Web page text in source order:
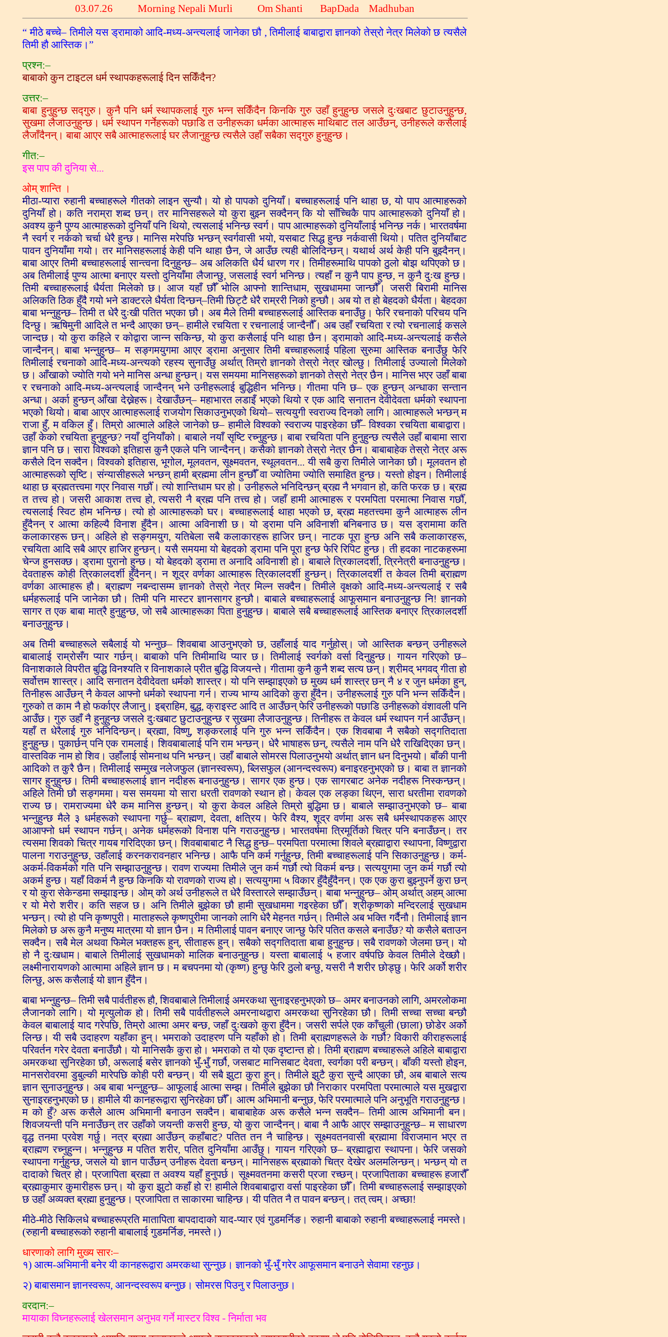
03.07.26 Morning Nepali Murli Om Shanti BapDada Madhuban
“ मीठे बच्चे– तिमीले यस ड्रामाको आदि-मध्य-अन्त्यलाई जानेका छौ , तिमीलाई बाबाद्वारा ज्ञानको तेस्रो नेत्र मिलेको छ त्यसैले
तिमी हौ आस्तिक।”
प्रश्न:–
बाबाको कुन टाइटल धर्म स्थापकहरूलाई दिन सकिँदैन?
उत्तर:–
बाबा हुनुहुन्छ सद्गुरु। कुनै पनि धर्म स्थापकलाई गुरु भन्न सकिँदैन किनकि गुरु उहाँ हुनुहुन्छ जसले दुःखबाट छुटाउनुहुन्छ,
सुखमा लैजाउनुहुन्छ। धर्म स्थापन गर्नेहरूको पछाडि त उनीहरूका धर्मका आत्माहरू माथिबाट तल आउँछन्, उनीहरूले कसैलाई
लैजाँदैनन्। बाबा आएर सबै आत्माहरूलाई घर लैजानुहुन्छ त्यसैले उहाँ सबैका सद्गुरु हुनुहुन्छ।
गीत:–
इस पाप की दुनिया से...
ओम् शान्ति ।
मीठा-प्यारा रुहानी बच्चाहरूले गीतको लाइन सुन्यौ। यो हो पापको दुनियाँ। बच्चाहरूलाई पनि थाहा छ, यो पाप आत्माहरूको
दुनियाँ हो। कति नराम्रा शब्द छन्। तर मानिसहरूले यो कुरा बुझ्न सक्दैनन् कि यो साँच्चिकै पाप आत्माहरूको दुनियाँ हो।
अवश्य कुनै पुण्य आत्माहरूको दुनियाँ पनि थियो, त्यसलाई भनिन्छ स्वर्ग। पाप आत्माहरूको दुनियाँलाई भनिन्छ नर्क। भारतवर्षमा
नै स्वर्ग र नर्कको चर्चा धेरै हुन्छ। मानिस मरेपछि भन्छन् स्वर्गवासी भयो, यसबाट सिद्ध हुन्छ नर्कवासी थियो। पतित दुनियाँबाट
पावन दुनियाँमा गयो। तर मानिसहरूलाई केही पनि थाहा छैन, जे आउँछ त्यही बोलिदिन्छन्। यथार्थ अर्थ केही पनि बुझ्दैनन्।
बाबा आएर तिमी बच्चाहरूलाई सान्त्वना दिनुहुन्छ– अब अलिकति धैर्य धारण गर। तिमीहरूमाथि पापको ठुलो बोझ थपिएको छ।
अब तिमीलाई पुण्य आत्मा बनाएर यस्तो दुनियाँमा लैजान्छु, जसलाई स्वर्ग भनिन्छ। त्यहाँ न कुनै पाप हुन्छ, न कुनै दुःख हुन्छ।
तिमी बच्चाहरूलाई धैर्यता मिलेको छ। आज यहाँ छौँ भोलि आफ्नो शान्तिधाम, सुखधाममा जान्छौँ। जसरी बिरामी मानिस
अलिकति ठिक हुँदै गयो भने डाक्टरले धैर्यता दिन्छन्–तिमी छिट्टै धेरै राम्ररी निको हुन्छौ। अब यो त हो बेहदको धैर्यता। बेहदका
बाबा भन्नुहुन्छ– तिमी त धेरै दुःखी पतित भएका छौ। अब मैले तिमी बच्चाहरूलाई आस्तिक बनाउँछु। फेरि रचनाको परिचय पनि
दिन्छु। ऋषिमुनी आदिले त भन्दै आएका छन्– हामीले रचयिता र रचनालाई जान्दैनौँ। अब उहाँ रचयिता र त्यो रचनालाई कसले
जान्दछ। यो कुरा कहिले र कोद्वारा जान्न सकिन्छ, यो कुरा कसैलाई पनि थाहा छैन। ड्रामाको आदि-मध्य-अन्त्यलाई कसैले
जान्दैनन्। बाबा भन्नुहुन्छ– म सङ्गमयुगमा आएर ड्रामा अनुसार तिमी बच्चाहरूलाई पहिला सुरुमा आस्तिक बनाउँछु फेरि
तिमीलाई रचनाको आदि-मध्य-अन्त्यको रहस्य सुनाउँछु अर्थात् तिम्रो ज्ञानको तेस्रो नेत्र खोल्छु। तिमीलाई उज्यालो मिलेको
छ। आँखाको ज्योति गयो भने मानिस अन्धा हुन्छन्। यस समयमा मानिसहरूको ज्ञानको तेस्रो नेत्र छैन। मानिस भएर उहाँ बाबा
र रचनाको आदि-मध्य-अन्त्यलाई जान्दैनन् भने उनीहरूलाई बुद्धिहीन भनिन्छ। गीतमा पनि छ– एक हुन्छन् अन्धाका सन्तान
अन्धा। अर्का हुन्छन् आँखा देख्नेहरू। देखाउँछन्– महाभारत लडाइँ भएको थियो र एक आदि सनातन देवीदेवता धर्मको स्थापना
भएको थियो। बाबा आएर आत्माहरूलाई राजयोग सिकाउनुभएको थियो– सत्ययुगी स्वराज्य दिनको लागि। आत्माहरूले भन्छन् म
राजा हुँ, म वकिल हुँ। तिम्रो आत्माले अहिले जानेको छ– हामीले विश्वको स्वराज्य पाइरहेका छौँ– विश्वका रचयिता बाबाद्वारा।
उहाँ केको रचयिता हुनुहुन्छ? नयाँ दुनियाँको। बाबाले नयाँ सृष्टि रच्नुहुन्छ। बाबा रचयिता पनि हुनुहुन्छ त्यसैले उहाँ बाबामा सारा
ज्ञान पनि छ। सारा विश्वको इतिहास कुनै एकले पनि जान्दैनन्। कसैको ज्ञानको तेस्रो नेत्र छैन। बाबाबाहेक तेस्रो नेत्र अरू
कसैले दिन सक्दैन। विश्वको इतिहास, भूगोल, मूलवतन, सूक्ष्मवतन, स्थूलवतन... यी सबै कुरा तिमीले जानेका छौ। मूलवतन हो
आत्माहरूको सृष्टि। संन्यासीहरूले भन्छन् हामी ब्रह्ममा लीन हुन्छौँ वा ज्योतिमा ज्योति समाहित हुन्छ। यस्तो होइन। तिमीलाई
थाहा छ ब्रह्मतत्त्वमा गएर निवास गर्छौँ। त्यो शान्तिधाम घर हो। उनीहरूले भनिदिन्छन् ब्रह्म नै भगवान हो, कति फरक छ। ब्रह्म
त तत्त्व हो। जसरी आकाश तत्त्व हो, त्यसरी नै ब्रह्म पनि तत्त्व हो। जहाँ हामी आत्माहरू र परमपिता परमात्मा निवास गर्छौँ,
त्यसलाई स्विट होम भनिन्छ। त्यो हो आत्माहरूको घर। बच्चाहरूलाई थाहा भएको छ, ब्रह्म महतत्त्वमा कुनै आत्माहरू लीन
हुँदैनन् र आत्मा कहिल्यै विनाश हुँदैन। आत्मा अविनाशी छ। यो ड्रामा पनि अविनाशी बनिबनाउ छ। यस ड्रामामा कति
कलाकारहरू छन्। अहिले हो सङ्गमयुग, यतिबेला सबै कलाकारहरू हाजिर छन्। नाटक पूरा हुन्छ अनि सबै कलाकारहरू,
रचयिता आदि सबै आएर हाजिर हुन्छन्। यसै समयमा यो बेहदको ड्रामा पनि पूरा हुन्छ फेरि रिपिट हुन्छ। ती हदका नाटकहरूमा
चेन्ज हुनसक्छ। ड्रामा पुरानो हुन्छ। यो बेहदको ड्रामा त अनादि अविनाशी हो। बाबाले त्रिकालदर्शी, त्रिनेत्री बनाउनुहुन्छ।
देवताहरू कोही त्रिकालदर्शी हुँदैनन्। न शूद्र वर्णका आत्माहरू त्रिकालदर्शी हुन्छन्। त्रिकालदर्शी त केवल तिमी ब्राह्मण
वर्णका आत्माहरू हौ। ब्राह्मण नबन्दासम्म ज्ञानको तेस्रो नेत्र मिल्न सक्दैन। तिमीले वृक्षको आदि-मध्य-अन्त्यलाई र सबै
धर्महरूलाई पनि जानेका छौ। तिमी पनि मास्टर ज्ञानसागर हुन्छौ। बाबाले बच्चाहरूलाई आफूसमान बनाउनुहुन्छ नि! ज्ञानको
सागर त एक बाबा मात्रै हुनुहुन्छ, जो सबै आत्माहरूका पिता हुनुहुन्छ। बाबाले सबै बच्चाहरूलाई आस्तिक बनाएर त्रिकालदर्शी
बनाउनुहुन्छ।
अब तिमी बच्चाहरूले सबैलाई यो भन्नुछ– शिवबाबा आउनुभएको छ, उहाँलाई याद गर्नुहोस्। जो आस्तिक बन्छन् उनीहरूले
बाबालाई राम्रोसँग प्यार गर्छन्। बाबाको पनि तिमीमाथि प्यार छ। तिमीलाई स्वर्गको वर्सा दिनुहुन्छ। गायन गरिएको छ–
विनाशकाले विपरीत बुद्धि विनश्यति र विनाशकाले प्रीत बुद्धि विजयन्ते। गीतामा कुनै कुनै शब्द सत्य छन्। श्रीमद् भगवद् गीता हो
सर्वोत्तम शास्त्र। आदि सनातन देवीदेवता धर्मको शास्त्र। यो पनि सम्झाइएको छ मुख्य धर्म शास्त्र छन् नै ४ र जुन धर्मका हुन्,
तिनीहरू आउँछन् नै केवल आफ्नो धर्मको स्थापना गर्न। राज्य भाग्य आदिको कुरा हुँदैन। उनीहरूलाई गुरु पनि भन्न सकिँदैन।
गुरुको त काम नै हो फर्काएर लैजानु। इब्राहिम, बुद्ध, क्राइस्ट आदि त आउँछन् फेरि उनीहरूको पछाडि उनीहरूको वंशावली पनि
आउँछ। गुरु उहाँ नै हुनुहुन्छ जसले दुःखबाट छुटाउनुहुन्छ र सुखमा लैजाउनुहुन्छ। तिनीहरू त केवल धर्म स्थापन गर्न आउँछन्।
यहाँ त धेरैलाई गुरु भनिदिन्छन्। ब्रह्मा, विष्णु, शङ्करलाई पनि गुरु भन्न सकिँदैन। एक शिवबाबा नै सबैको सद्गतिदाता
हुनुहुन्छ। पुकार्छन् पनि एक रामलाई। शिवबाबालाई पनि राम भन्छन्। धेरै भाषाहरू छन्, त्यसैले नाम पनि धेरै राखिदिएका छन्।
वास्तविक नाम हो शिव। उहाँलाई सोमनाथ पनि भन्छन्। उहाँ बाबाले सोमरस पिलाउनुभयो अर्थात् ज्ञान धन दिनुभयो। बाँकी पानी
आदिको त कुरै छैन। तिमीलाई सम्मुख नलेजफुल (ज्ञानस्वरूप), ब्लिसफुल (आनन्दस्वरूप) बनाइरहनुभएको छ। बाबा त ज्ञानको
सागर हुनुहुन्छ। तिमी बच्चाहरूलाई ज्ञान नदीहरू बनाउनुहुन्छ। सागर एक हुन्छ। एक सागरबाट अनेक नदीहरू निस्कन्छन्।
अहिले तिमी छौ सङ्गममा। यस समयमा यो सारा धरती रावणको स्थान हो। केवल एक लङ्का थिएन, सारा धरतीमा रावणको
राज्य छ। रामराज्यमा धेरै कम मानिस हुन्छन्। यो कुरा केवल अहिले तिम्रो बुद्धिमा छ। बाबाले सम्झाउनुभएको छ– बाबा
भन्नुहुन्छ मैले ३ धर्महरूको स्थापना गर्छु– ब्राह्मण, देवता, क्षत्रिय। फेरि वैश्य, शूद्र वर्णमा अरू सबै धर्मस्थापकहरू आएर
आआफ्नो धर्म स्थापन गर्छन्। अनेक धर्महरूको विनाश पनि गराउनुहुन्छ। भारतवर्षमा त्रिमूर्तिको चित्र पनि बनाउँछन्। तर
त्यसमा शिवको चित्र गायब गरिदिएका छन्। शिवबाबाबाट नै सिद्ध हुन्छ– परमपिता परमात्मा शिवले ब्रह्माद्वारा स्थापना, विष्णुद्वारा
पालना गराउनुहुन्छ, उहाँलाई करनकरावनहार भनिन्छ। आफै पनि कर्म गर्नुहुन्छ, तिमी बच्चाहरूलाई पनि सिकाउनुहुन्छ। कर्म-
अकर्म-विकर्मको गति पनि सम्झाउनुहुन्छ। रावण राज्यमा तिमीले जुन कर्म गर्छौ त्यो विकर्म बन्छ। सत्ययुगमा जुन कर्म गर्छौ त्यो
अकर्म हुन्छ। यहाँ विकर्म नै हुन्छ किनकि यो रावणको राज्य हो। सत्ययुगमा ५ विकार हुँदैहुँदैनन्। एक एक कुरा बुझ्नुपर्ने कुरा छन्
र यो कुरा सेकेन्डमा सम्झाइन्छ। ओम् को अर्थ उनीहरूले त धेरै विस्तारले सम्झाउँछन्। बाबा भन्नुहुन्छ– ओम् अर्थात् अहम् आत्मा
र यो मेरो शरीर। कति सहज छ। अनि तिमीले बुझेका छौ हामी सुखधाममा गइरहेका छौँ। श्रीकृष्णको मन्दिरलाई सुखधाम
भन्छन्। त्यो हो पनि कृष्णपुरी। माताहरूले कृष्णपुरीमा जानको लागि धेरै मेहनत गर्छन्। तिमीले अब भक्ति गर्दैनौ। तिमीलाई ज्ञान
मिलेको छ अरू कुनै मनुष्य मात्रमा यो ज्ञान छैन। म तिमीलाई पावन बनाएर जान्छु फेरि पतित कसले बनाउँछ? यो कसैले बताउन
सक्दैन। सबै मेल अथवा फिमेल भक्तहरू हुन्, सीताहरू हुन्। सबैको सद्गतिदाता बाबा हुनुहुन्छ। सबै रावणको जेलमा छन्। यो
हो नै दुःखधाम। बाबाले तिमीलाई सुखधामको मालिक बनाउनुहुन्छ। यस्ता बाबालाई ५ हजार वर्षपछि केवल तिमीले देख्छौ।
लक्ष्मीनारायणको आत्मामा अहिले ज्ञान छ। म बचपनमा यो (कृष्ण) हुन्छु फेरि ठुलो बन्छु, यसरी नै शरीर छोड्छु। फेरि अर्को शरीर
लिन्छु, अरू कसैलाई यो ज्ञान हुँदैन।
बाबा भन्नुहुन्छ– तिमी सबै पार्वतीहरू हौ, शिवबाबाले तिमीलाई अमरकथा सुनाइरहनुभएको छ– अमर बनाउनको लागि, अमरलोकमा
लैजानको लागि। यो मृत्युलोक हो। तिमी सबै पार्वतीहरूले अमरनाथद्वारा अमरकथा सुनिरहेका छौ। तिमी सच्चा सच्चा बन्छौ
केवल बाबालाई याद गरेपछि, तिम्रो आत्मा अमर बन्छ, जहाँ दुःखको कुरा हुँदैन। जसरी सर्पले एक काँचुली (छाला) छोडेर अर्को
लिन्छ। यी सबै उदाहरण यहाँका हुन्। भमराको उदाहरण पनि यहाँको हो। तिमी ब्राह्मणहरूले के गर्छौ? विकारी कीराहरूलाई
परिवर्तन गरेर देवता बनाउँछौ। यो मानिसकै कुरा हो। भमराको त यो एक दृष्टान्त हो। तिमी ब्राह्मण बच्चाहरूले अहिले बाबाद्वारा
अमरकथा सुनिरहेका छौ, अरूलाई बसेर ज्ञानको भुँ-भुँ गर्छौ, जसबाट मानिसबाट देवता, स्वर्गका परी बन्छन्। बाँकी यस्तो होइन,
मानसरोवरमा डुबुल्की मारेपछि कोही परी बन्छन्। यी सबै झुटा कुरा हुन्। तिमीले झुटै कुरा सुन्दै आएका छौ, अब बाबाले सत्य
ज्ञान सुनाउनुहुन्छ। अब बाबा भन्नुहुन्छ– आफूलाई आत्मा सम्झ। तिमीले बुझेका छौ निराकार परमपिता परमात्माले यस मुखद्वारा
सुनाइरहनुभएको छ। हामीले यी कानहरूद्वारा सुनिरहेका छौँ। आत्म अभिमानी बन्नुछ, फेरि परमात्माले पनि अनुभूति गराउनुहुन्छ।
म को हुँ? अरू कसैले आत्म अभिमानी बनाउन सक्दैन। बाबाबाहेक अरू कसैले भन्न सक्दैन– तिमी आत्म अभिमानी बन।
शिवजयन्ती पनि मनाउँछन् तर उहाँको जयन्ती कसरी हुन्छ, यो कुरा जान्दैनन्। बाबा नै आफै आएर सम्झाउनुहुन्छ– म साधारण
वृद्ध तनमा प्रवेश गर्छु। नत्र ब्रह्मा आउँछन् कहाँबाट? पतित तन नै चाहिन्छ। सूक्ष्मवतनवासी ब्रह्मामा विराजमान भएर त
ब्राह्मण रच्नुहुन्न। भन्नुहुन्छ म पतित शरीर, पतित दुनियाँमा आउँछु। गायन गरिएको छ– ब्रह्माद्वारा स्थापना। फेरि जसको
स्थापना गर्नुहुन्छ, जसले यो ज्ञान पाउँछन् उनीहरू देवता बन्छन्। मानिसहरू ब्रह्माको चित्र देखेर अलमलिन्छन्। भन्छन् यो त
दादाको चित्र हो। प्रजापिता ब्रह्मा त अवश्य यहाँ हुनुपर्छ। सूक्ष्मवतनमा कसरी प्रजा रच्छन्। प्रजापिताका बच्चाहरू हजारौँ
ब्रह्माकुमार कुमारीहरू छन्। यो कुरा झुटो कहाँ हो र! हामीले शिवबाबाद्वारा वर्सा पाइरहेका छौँ। तिमी बच्चाहरूलाई सम्झाइएको
छ उहाँ अव्यक्त ब्रह्मा हुनुहुन्छ। प्रजापिता त साकारमा चाहिन्छ। यी पतित नै त पावन बन्छन्। तत् त्वम्। अच्छा!
मीठे-मीठे सिकिलधे बच्चाहरूप्रति मातापिता बापदादाको याद-प्यार एवं गुडमर्निङ। रुहानी बाबाको रुहानी बच्चाहरूलाई नमस्ते।
(रुहानी बच्चाहरूको रुहानी बाबालाई गुडमर्निङ, नमस्ते।)
धारणाको लागि मुख्य सारः–
१) आत्म-अभिमानी बनेर यी कानहरूद्वारा अमरकथा सुन्नुछ। ज्ञानको भुँ-भुँ गरेर आफूसमान बनाउने सेवामा रहनुछ।
२) बाबासमान ज्ञानस्वरूप, आनन्दस्वरूप बन्नुछ। सोमरस पिउनु र पिलाउनुछ।
वरदान:–
मायाका विघ्नहरूलाई खेलसमान अनुभव गर्ने मास्टर विश्व - निर्माता भव